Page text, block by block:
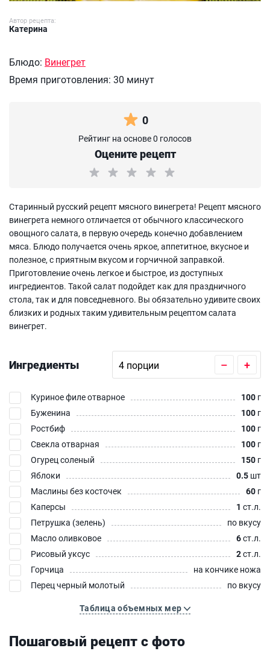
Автор рецепта:
Катерина
Блюдо: Винегрет
Время приготовления: 30 минут
0
Рейтинг на основе 0 голосов
Оцените рецепт
Старинный русский рецепт мясного винегрета! Рецепт мясного
винегрета немного отличается от обычного классического
овощного салата, в первую очередь конечно добавлением
мяса. Блюдо получается очень яркое, аппетитное, вкусное и
полезное, с приятным вкусом и горчичной заправкой.
Приготовление очень легкое и быстрое, из доступных
ингредиентов. Такой салат подойдет как для праздничного
стола, так и для повседневного. Вы обязательно удивите своих
близких и родных таким удивительным рецептом салата
винегрет.
Ингредиенты – +
Куриное филе отварное 100 г
Буженина
100 г
Ростбиф
100 г
Свекла отварная
100 г
Огурец соленый
150 г
Яблоки
0.5 шт
Маслины без косточек
60 г
Каперсы
1 ст.л.
Петрушка (зелень)
по вкусу
Масло оливковое
6ст.л.
Рисовый уксус
2ст.л.
Горчица
на кончике ножа
Перец черный молотый
по вкусу
Таблица объемных мер
Пошаговый рецепт с фото